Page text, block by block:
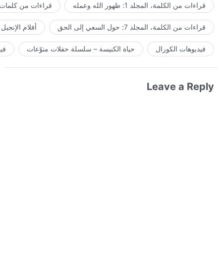
قراءات من الكلمة، المجلد 1: ظهور الله وعمله قراءات من كلمات
قراءات من الكلمة، المجلد 7: حول السعي إلى الحق أفلام الإنجيل
فيديوهات الكورال حياة الكنيسة – سلسلة حفلات منوّعات
Leave a Reply